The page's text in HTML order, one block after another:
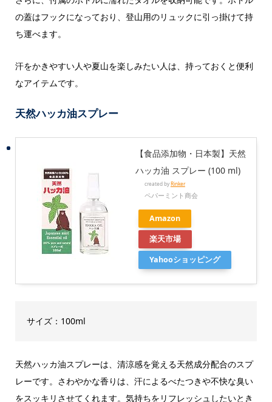
の蓋はフックになっており、登山用のリュックに引っ掛けて持
ち運べます。
汗をかきやすい人や夏山を楽しみたい人は、持っておくと便利
なアイテムです。
天然ハッカ油スプレー
【食品添加物・日本製】天然
ハッカ油 スプレー (100 ml)
created byRinker
ペパーミント商会
Amazon
楽天市場
Yahooショッピング
サイズ：100ml
天然ハッカ油スプレーは、清涼感を覚える天然成分配合のスプ
レーです。さわやかな香りは、汗によるべたつきや不快な臭い
をスッキリさせてくれます。気持ちをリフレッシュしたいとき